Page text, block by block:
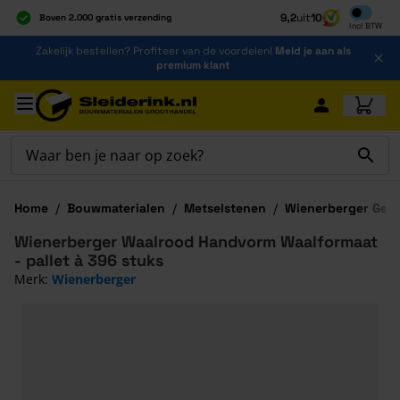
Boven 2.000 gratis verzending
Al 40 jaar dé specialist
Alles onder één dak
9,2uit10
Incl BTW
Inclusief
Ga naar de inhoud
Zakelijk bestellen? Profiteer van de voordelen! Meld je aan als
premium klant
Ga naar hoofdinhoud
Home / Bouwmaterialen / Metselstenen / Wienerberger
Wienerberger Waalrood Handvorm Waalformaat
- pallet à 396 stuks
Merk: Wienerberger